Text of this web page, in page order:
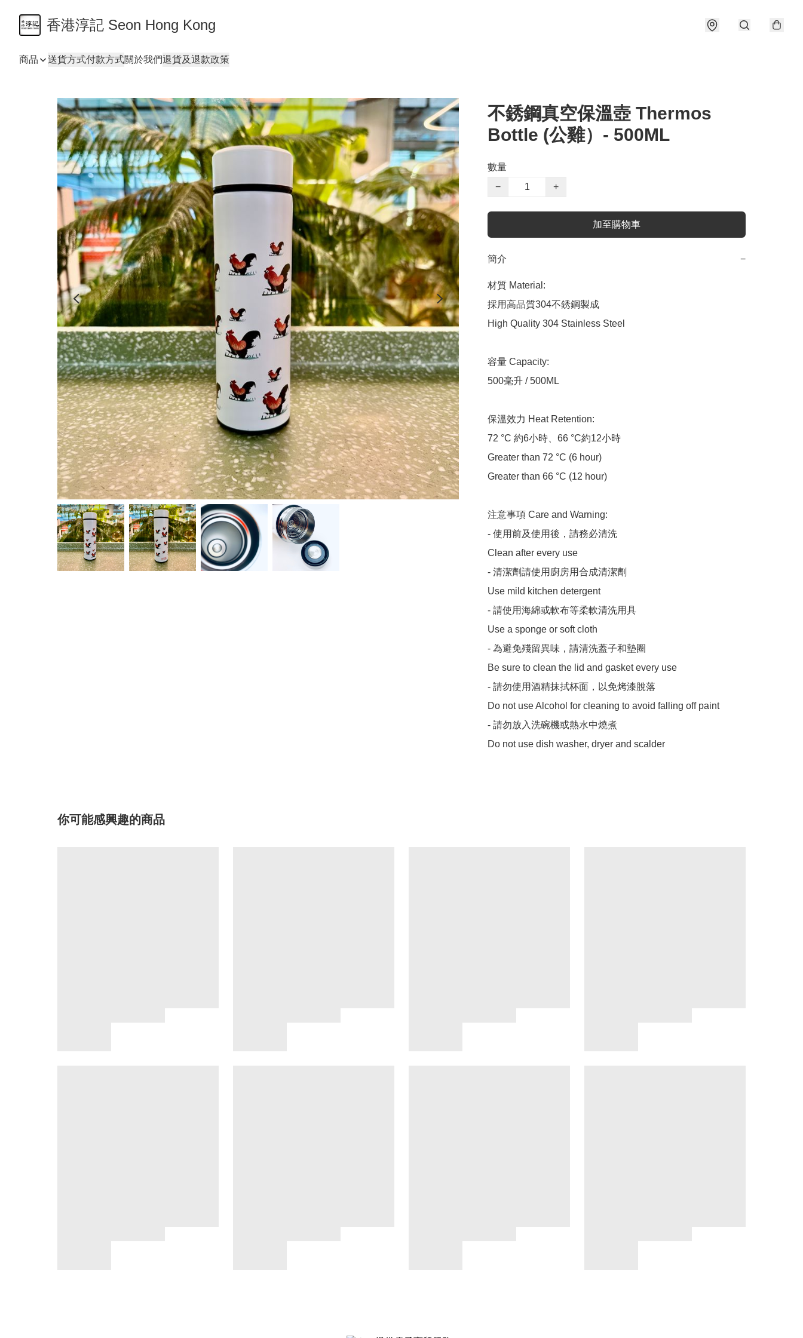
香港淳記 Seon Hong Kong
商品 送貨方式付款方式關於我們退貨及退款政策
不銹鋼真空保溫壺 Thermos
Bottle (公雞）- 500ML
數量
−
+
加至購物車
簡介 −
材質 Material:
採用高品質304不銹鋼製成
High Quality 304 Stainless Steel
容量 Capacity:
500毫升 / 500ML
保溫效力 Heat Retention:
72 °C 約6小時、66 °C約12小時
Greater than 72 °C (6 hour)
Greater than 66 °C (12 hour)
注意事項 Care and Warning:
- 使用前及使用後，請務必清洗
Clean after every use
- 清潔劑請使用廚房用合成清潔劑
Use mild kitchen detergent
- 請使用海綿或軟布等柔軟清洗用具
Use a sponge or soft cloth
- 為避免殘留異味，請清洗蓋子和墊圈
Be sure to clean the lid and gasket every use
- 請勿使用酒精抹拭杯面，以免烤漆脫落
Do not use Alcohol for cleaning to avoid falling off paint
- 請勿放入洗碗機或熱水中燒煮
你可能感興趣的商品